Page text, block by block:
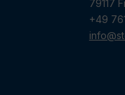
79117
+49